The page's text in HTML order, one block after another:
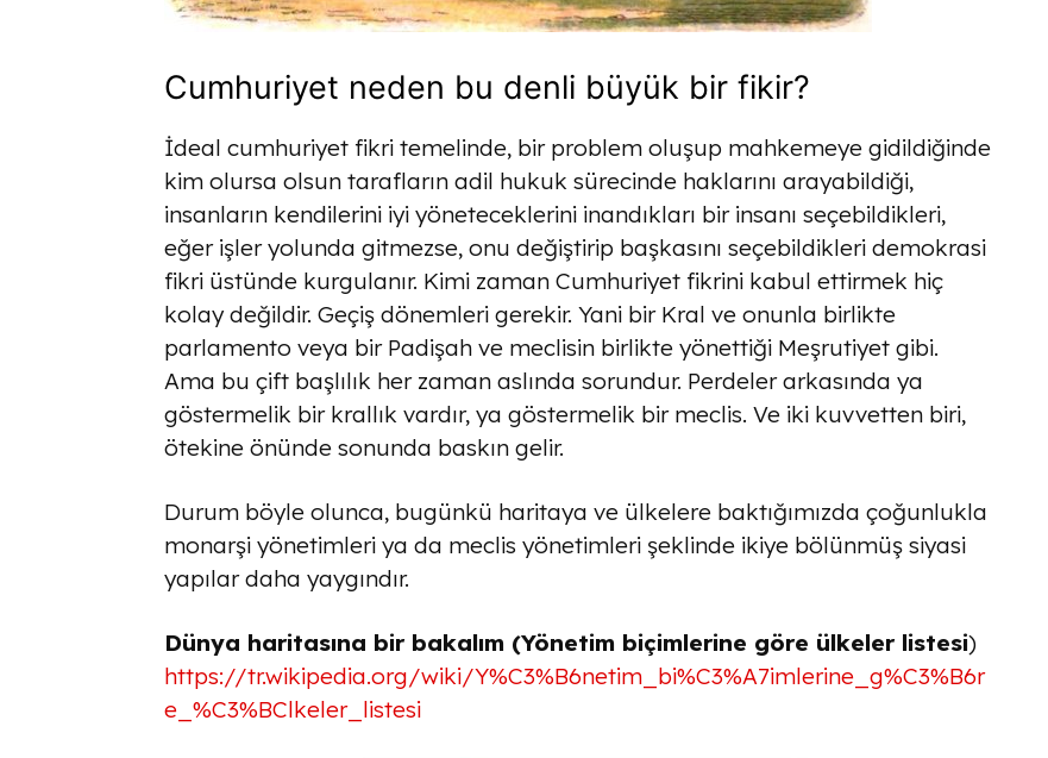
Cumhuriyet neden bu denli büyük bir fikir?
İdeal cumhuriyet fikri temelinde, bir problem oluşup mahkemeye gidildiğinde
kim olursa olsun tarafların adil hukuk sürecinde haklarını arayabildiği,
insanların kendilerini iyi yöneteceklerini inandıkları bir insanı seçebildikleri,
eğer işler yolunda gitmezse, onu değiştirip başkasını seçebildikleri demokrasi
fikri üstünde kurgulanır. Kimi zaman Cumhuriyet fikrini kabul ettirmek hiç
kolay değildir. Geçiş dönemleri gerekir. Yani bir Kral ve onunla birlikte
parlamento veya bir Padişah ve meclisin birlikte yönettiği Meşrutiyet gibi.
Ama bu çift başlılık her zaman aslında sorundur. Perdeler arkasında ya
göstermelik bir krallık vardır, ya göstermelik bir meclis. Ve iki kuvvetten biri,
ötekine önünde sonunda baskın gelir.
Durum böyle olunca, bugünkü haritaya ve ülkelere baktığımızda çoğunlukla
monarşi yönetimleri ya da meclis yönetimleri şeklinde ikiye bölünmüş siyasi
yapılar daha yaygındır.
Dünya haritasına bir bakalım (Yönetim biçimlerine göre ülkeler listesi)
https://tr.wikipedia.org/wiki/Y%C3%B6netim_bi%C3%A7imlerine_g%C3%B6r
e_%C3%BClkeler_listesi